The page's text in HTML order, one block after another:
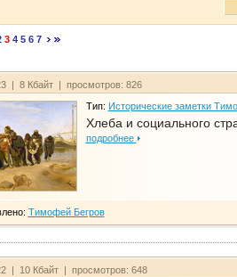
3 4 5 6 7
| 8 Кбайт | просмотров: 826
Тип: Исторические заметки
Хлеба и социального
подробнее
Тимофей Бегров
| 10 Кбайт | просмотров: 648